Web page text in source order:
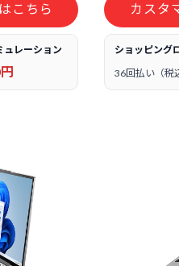
こちら
ュレーション
カスタ
ショッピング
36回払い（税